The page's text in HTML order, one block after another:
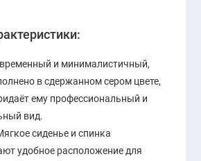
и минималистичный,
в сдержанном сером цвете,
ему профессиональный и
вид.
сиденье и спинка
удобное расположение для